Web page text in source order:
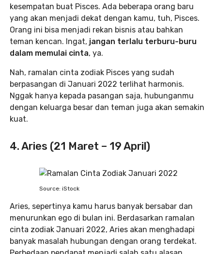
kesempatan buat Pisces. Ada beberapa orang baru
yang akan menjadi dekat dengan kamu, tuh, Pisces.
Orang ini bisa menjadi rekan bisnis atau bahkan
teman kencan. Ingat, jangan terlalu terburu-buru
dalam memulai cinta, ya.
Nah, ramalan cinta zodiak Pisces yang sudah
berpasangan di Januari 2022 terlihat harmonis.
Nggak hanya kepada pasangan saja, hubunganmu
dengan keluarga besar dan teman juga akan semakin
kuat.
4. Aries (21 Maret – 19 April)
Source: iStock
Aries, sepertinya kamu harus banyak bersabar dan
menurunkan ego di bulan ini. Berdasarkan ramalan
cinta zodiak Januari 2022, Aries akan menghadapi
banyak masalah hubungan dengan orang terdekat.